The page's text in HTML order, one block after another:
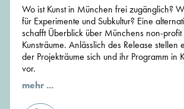
Wo ist Kunst in München frei zugänglich?
für Experimente und Subkultur? Eine
schafft Überblick über Münchens non-profit
Kunsträume. Anlässlich des Release stellen
der Projekträume sich und ihr Programm in
vor.
mehr ...